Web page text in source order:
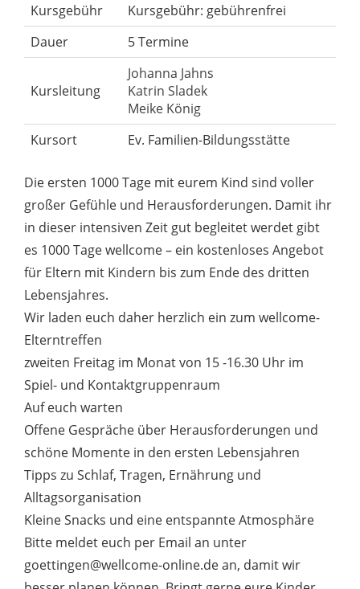
Kursgebühr
Kursgebühr: gebührenfrei
Dauer
5 Termine
Kursleitung
Johanna Jahns
Katrin Sladek
Meike König
Kursort
Ev. Familien-Bildungsstätte
Die ersten 1000 Tage mit eurem Kind sind voller
großer Gefühle und Herausforderungen. Damit ihr
in dieser intensiven Zeit gut begleitet werdet gibt
es 1000 Tage wellcome – ein kostenloses Angebot
für Eltern mit Kindern bis zum Ende des dritten
Lebensjahres.
Wir laden euch daher herzlich ein zum wellcome-
Elterntreffen
zweiten Freitag im Monat von 15 -16.30 Uhr im
Spiel- und Kontaktgruppenraum
Auf euch warten
Offene Gespräche über Herausforderungen und
schöne Momente in den ersten Lebensjahren
Tipps zu Schlaf, Tragen, Ernährung und
Alltagsorganisation
Kleine Snacks und eine entspannte Atmosphäre
Bitte meldet euch per Email an unter
goettingen@wellcome-online.de an, damit wir